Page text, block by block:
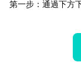
第一步：通過下方